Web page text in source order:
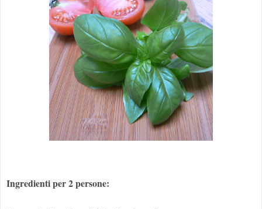
Ingredienti per 2 persone: